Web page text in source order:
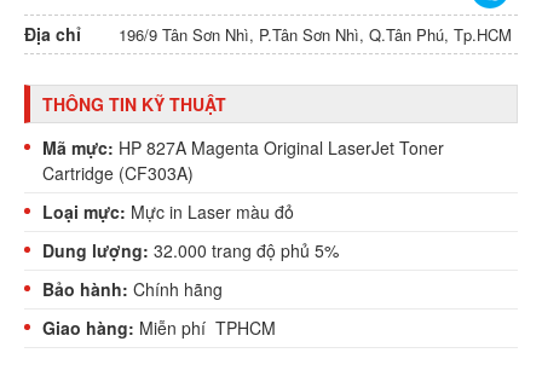
Địa chỉ
196/9 Tân Sơn Nhì, P.Tân Sơn Nhì, Q.Tân Phú, Tp.HCM
THÔNG TIN KỸ THUẬT
Mã mực: HP 827A Magenta Original LaserJet Toner
Cartridge (CF303A)
Loại mực: Mực in Laser màu đỏ
Dung lượng: 32.000 trang độ phủ 5%
Bảo hành: Chính hãng
Giao hàng: Miễn phí TPHCM